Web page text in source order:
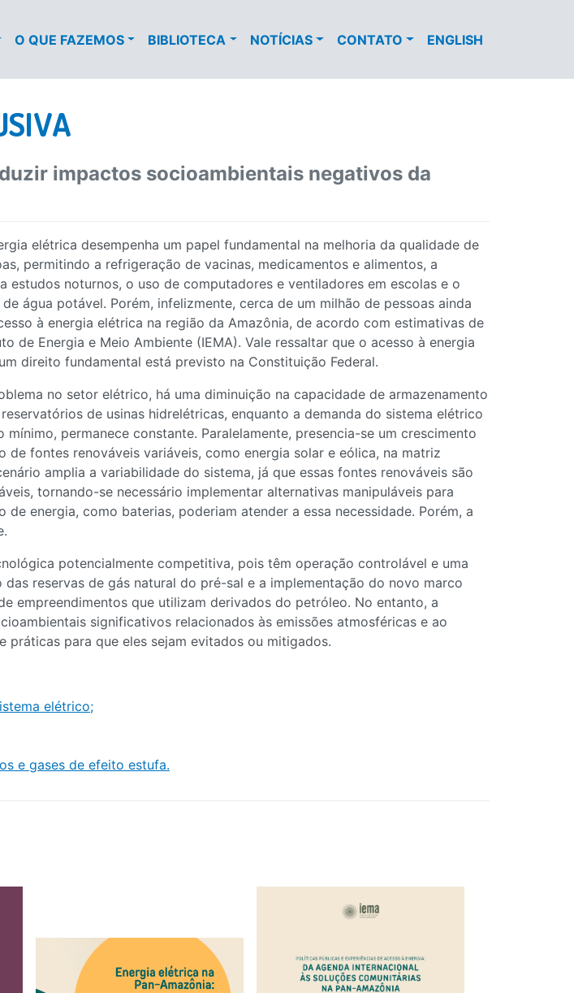
O QUE FAZEMOS BIBLIOTECA NOTÍCIAS CONTATO ENGLISH
impactos socioambientais negativos da
elétrica desempenha um papel fundamental na melhoria da qualidade de
permitindo a refrigeração de vacinas, medicamentos e alimentos, a
estudos noturnos, o uso de computadores e ventiladores em escolas e o
água potável. Porém, infelizmente, cerca de um milhão de pessoas ainda
à energia elétrica na região da Amazônia, de acordo com estimativas de
de Energia e Meio Ambiente (IEMA). Vale ressaltar que o acesso à energia
direito fundamental está previsto na Constituição Federal.
no setor elétrico, há uma diminuição na capacidade de armazenamento
de usinas hidrelétricas, enquanto a demanda do sistema elétrico
mínimo, permanece constante. Paralelamente, presencia-se um crescimento
de fontes renováveis variáveis, como energia solar e eólica, na matriz
amplia a variabilidade do sistema, já que essas fontes renováveis são
tornando-se necessário implementar alternativas manipuláveis para
energia, como baterias, poderiam atender a essa necessidade. Porém, a
potencialmente competitiva, pois têm operação controlável e uma
reservas de gás natural do pré-sal e a implementação do novo marco
empreendimentos que utilizam derivados do petróleo. No entanto, a
significativos relacionados às emissões atmosféricas e ao
práticas para que eles sejam evitados ou mitigados.
elétrico;
e gases de efeito estufa.